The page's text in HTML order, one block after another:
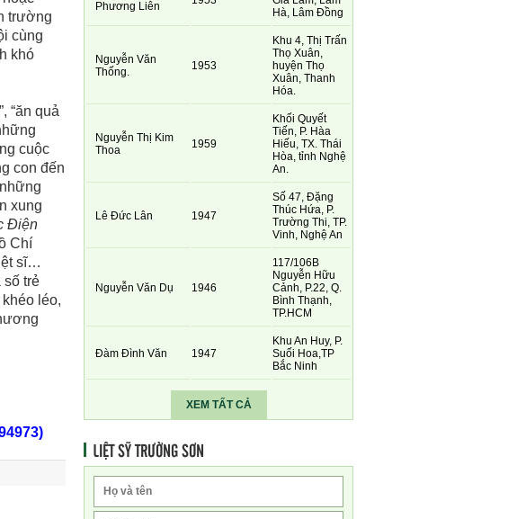
trường
cùng
khó
“ăn quả
cuộc
con đến
xung
Điện
Chí
sĩ…
số trẻ
léo,
Phương Liên
Hà, Lâm Đồng
Nguyễn Văn
Thống.
1953
Khu 4, Thị Trấn
Thọ Xuân,
huyện Thọ
Xuân, Thanh
Hóa.
Nguyễn Thị Kim
Thoa
1959
Khối Quyết
Tiến, P. Hàa
Hiếu, TX. Thái
Hòa, tỉnh Nghệ
An.
Lê Đức Lân 1947
Số 47, Đặng
Thúc Hứa, P.
Trường Thi, TP.
Vinh, Nghệ An
Nguyễn Văn Dụ 1946
117/106B
Nguyễn Hữu
Cảnh, P.22, Q.
Bình Thạnh,
TP.HCM
Đàm Đình Văn 1947
Khu An Huy, P.
Suối Hoa,TP
Bắc Ninh
XEM TẤT CẢ
LIỆT SỸ TRƯỜNG SƠN